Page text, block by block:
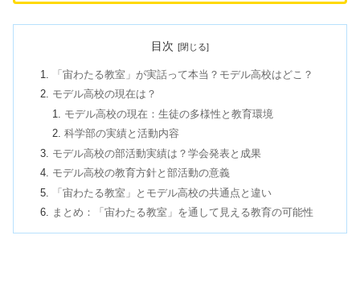
目次
「宙わたる教室」が実話って本当？モデル高校はどこ？
モデル高校の現在は？
モデル高校の現在：生徒の多様性と教育環境
科学部の実績と活動内容
モデル高校の部活動実績は？学会発表と成果
モデル高校の教育方針と部活動の意義
「宙わたる教室」とモデル高校の共通点と違い
まとめ：「宙わたる教室」を通して見える教育の可能性